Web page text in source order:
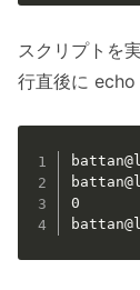
スクリプトを
行直後に echo
0